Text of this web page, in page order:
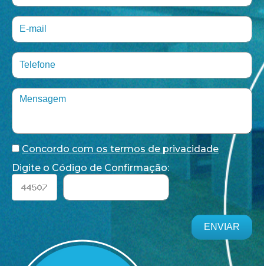
Concordo com os termos de privacidade
Digite o Código de Confirmação: